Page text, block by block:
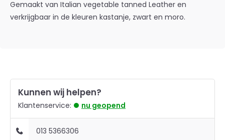
Gemaakt van Italian vegetable tanned Leather en
verkrijgbaar in de kleuren kastanje, zwart en moro.
Kunnen wij helpen?
Klantenservice: nu geopend
013 5366306